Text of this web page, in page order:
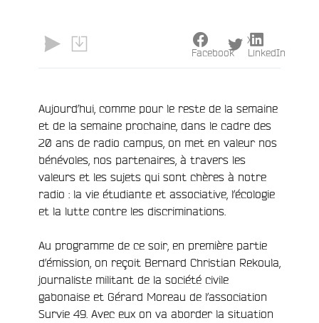
Aujourd’hui, comme pour le reste de la semaine
et de la semaine prochaine, dans le cadre des
20 ans de radio campus, on met en valeur nos
bénévoles, nos partenaires, à travers les
valeurs et les sujets qui sont chères à notre
radio : la vie étudiante et associative, l’écologie
et la lutte contre les discriminations.
Au programme de ce soir, en première partie
d’émission, on reçoit Bernard Christian Rekoula,
journaliste militant de la société civile
gabonaise et Gérard Moreau de l’association
Survie 49. Avec eux on va aborder la situation
Facebook
X
LinkedIn